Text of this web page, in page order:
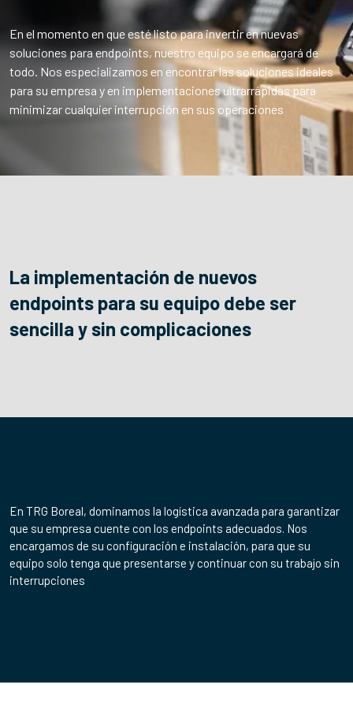
En el momento en que esté listo para invertir en nuevas
soluciones para endpoints, nuestro equipo se encargará de
todo. Nos especializamos en encontrar las soluciones ideales
para su empresa y en implementaciones ultrarrápidas para
minimizar cualquier interrupción en sus operaciones
La implementación de nuevos
endpoints para su equipo debe ser
sencilla y sin complicaciones
En TRG Boreal, dominamos la logística avanzada para garantizar
que su empresa cuente con los endpoints adecuados. Nos
encargamos de su configuración e instalación, para que su
equipo solo tenga que presentarse y continuar con su trabajo sin
interrupciones